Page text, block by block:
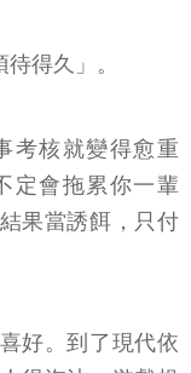
得久」。
考核就變得愈重
定會拖累你一輩
果當誘餌，只付
好。到了現代依